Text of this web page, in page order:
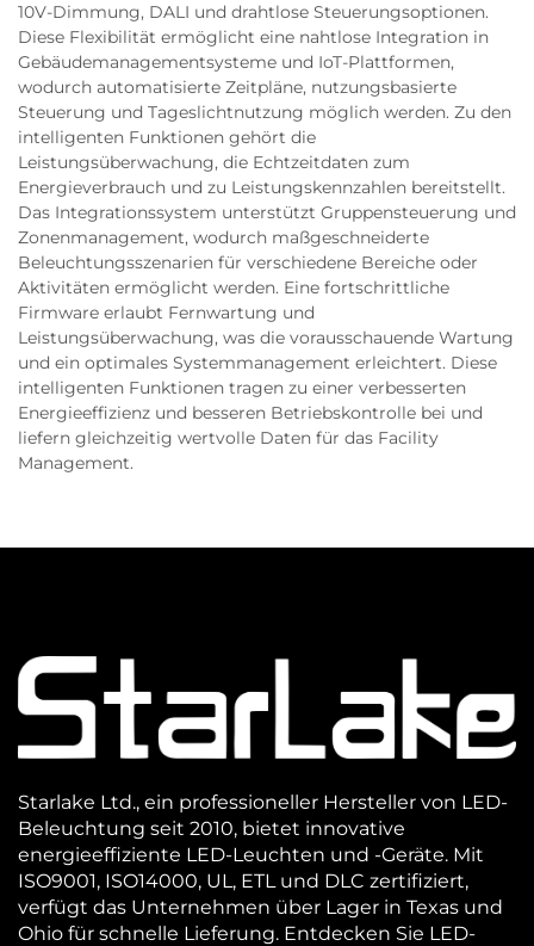
10V-Dimmung, DALI und drahtlose Steuerungsoptionen.
Diese Flexibilität ermöglicht eine nahtlose Integration in
Gebäudemanagementsysteme und IoT-Plattformen,
wodurch automatisierte Zeitpläne, nutzungsbasierte
Steuerung und Tageslichtnutzung möglich werden. Zu den
intelligenten Funktionen gehört die
Leistungsüberwachung, die Echtzeitdaten zum
Energieverbrauch und zu Leistungskennzahlen bereitstellt.
Das Integrationssystem unterstützt Gruppensteuerung und
Zonenmanagement, wodurch maßgeschneiderte
Beleuchtungsszenarien für verschiedene Bereiche oder
Aktivitäten ermöglicht werden. Eine fortschrittliche
Firmware erlaubt Fernwartung und
Leistungsüberwachung, was die vorausschauende Wartung
und ein optimales Systemmanagement erleichtert. Diese
intelligenten Funktionen tragen zu einer verbesserten
Energieeffizienz und besseren Betriebskontrolle bei und
liefern gleichzeitig wertvolle Daten für das Facility
Management.
Starlake Ltd., ein professioneller Hersteller von LED-
Beleuchtung seit 2010, bietet innovative
energieeffiziente LED-Leuchten und -Geräte. Mit
ISO9001, ISO14000, UL, ETL und DLC zertifiziert,
verfügt das Unternehmen über Lager in Texas und
Ohio für schnelle Lieferung. Entdecken Sie LED-